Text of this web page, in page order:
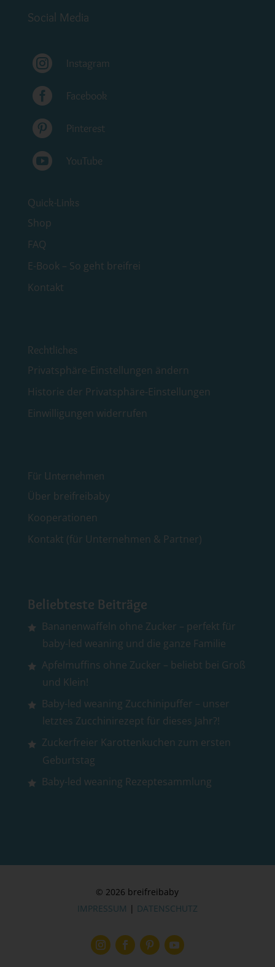
Social Media
 Instagram
 Facebook
 Pinterest
 YouTube
Quick-Links
Shop
FAQ
E-Book – So geht breifrei
Kontakt
Rechtliches
Privatsphäre-Einstellungen ändern
Historie der Privatsphäre-Einstellungen
Einwilligungen widerrufen
Für Unternehmen
Über breifreibaby
Kooperationen
Kontakt (für Unternehmen & Partner)
Beliebteste Beiträge
Bananenwaffeln ohne Zucker – perfekt für
baby-led weaning und die ganze Familie
Apfelmuffins ohne Zucker – beliebt bei Groß
und Klein!
Baby-led weaning Zucchinipuffer – unser
letztes Zucchinirezept für dieses Jahr?!
Zuckerfreier Karottenkuchen zum ersten
Geburtstag
Baby-led weaning Rezeptesammlung
© 2026 breifreibaby
IMPRESSUM | DATENSCHUTZ